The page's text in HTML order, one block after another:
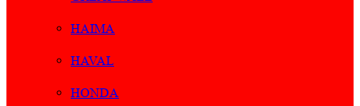
HAIMA
HAVAL
HONDA